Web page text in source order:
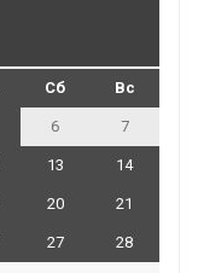
Сб Вс
6 7
13 14
20 21
27 28